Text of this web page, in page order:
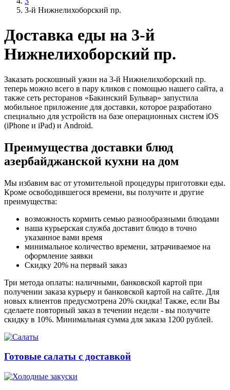
3-й Нижнелихоборский пр.
Доставка еды на 3-й
Нижнелихоборский пр.
Заказать роскошный ужин на 3-й Нижнелихоборский пр.
теперь можно всего в пару кликов с помощью нашего сайта, а
также сеть ресторанов «Бакинский Бульвар» запустила
мобильное приложение для доставки, которое разработано
специально для устройств на базе операционных систем iOS
(iPhone и iPad) и Android.
Преимущества доставки блюд
азербайджанской кухни на дом
Мы избавим вас от утомительной процедуры приготовки еды.
Кроме освободившегося времени, вы получите и другие
преимущества:
возможность кормить семью разнообразными блюдами
наша курьерская служба доставит блюдо в точно
указанное вами время
минимальное количество времени, затрачиваемое на
оформление заявки
Скидку 20% на первый заказ
Три метода оплаты: наличными, банковской картой при
получении заказа курьеру и банковской картой на сайте. Для
новых клиентов предусмотрена 20% скидка! Также, если Вы
сделаете повторный заказ в течении недели - вы получите
скидку в 10%. Минимальная сумма для заказа 1200 рублей.
Готовые салаты с доставкой